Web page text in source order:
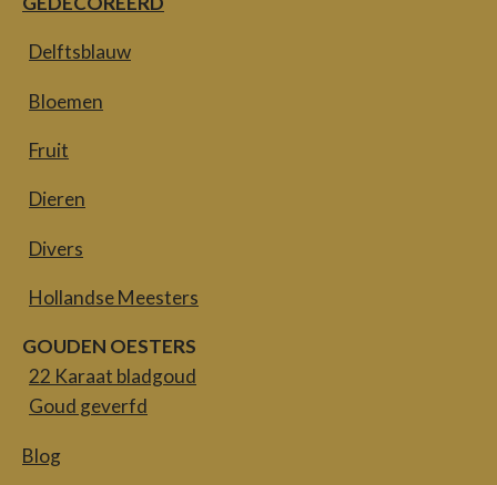
Delftsblauw
Bloemen
Fruit
Dieren
Divers
Hollandse Meesters
GOUDEN OESTERS
22 Karaat bladgoud
Goud geverfd
Blog